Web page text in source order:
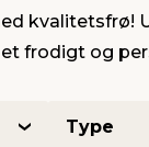
kvalitetsfrø!
frodigt og
Type